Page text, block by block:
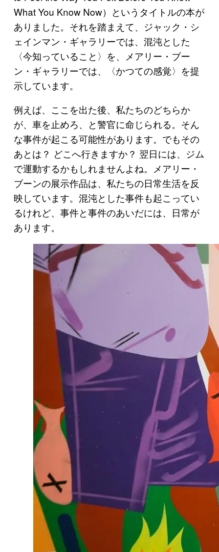
What You Know Now）というタイトルの本が
ありました。それを踏まえて、ジャック・シ
ェインマン・ギャラリーでは、混沌とした
〈今知っていること〉を、メアリー・ブー
ン・ギャラリーでは、〈かつての感覚〉を提
示しています。
例えば、ここを出た後、私たちのどちらか
が、車を止めろ、と警官に命じられる。そん
な事件が起こる可能性があります。でもその
あとは？ どこへ行きますか？ 翌日には、ジム
で運動するかもしれませんよね。メアリー・
ブーンの展示作品は、私たちの日常生活を反
映しています。混沌とした事件も起こってい
るけれど、事件と事件のあいだには、日常が
あります。